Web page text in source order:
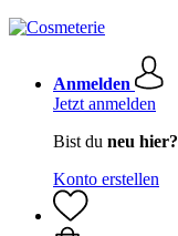
Anmelden
Jetzt anmelden
Bist du neu hier?
Konto erstellen